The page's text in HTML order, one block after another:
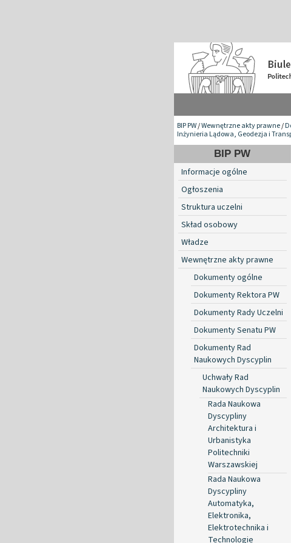
BIP PW/Wewnętrzne akty prawne/
Inżynieria Lądowa, Geodezja i
BIP PW
Informacje ogólne
Ogłoszenia
Struktura uczelni
Skład osobowy
Władze
Wewnętrzne akty prawne
Dokumenty ogólne
Dokumenty Rektora PW
Dokumenty Rady Uczelni
Dokumenty Senatu PW
Dokumenty Rad
Naukowych Dyscyplin
Uchwały Rad
Naukowych Dyscyplin
Rada Naukowa
Dyscypliny
Architektura i
Urbanistyka
Politechniki
Warszawskiej
Rada Naukowa
Dyscypliny
Automatyka,
Elektronika,
Elektrotechnika i
Technologie